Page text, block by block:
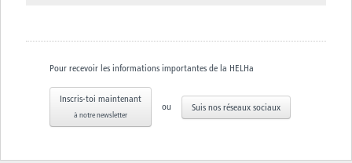
Pour recevoir les informations importantes de la HELHa
Inscris-toi maintenant
à notre newsletter
ou Suis nos réseaux sociaux